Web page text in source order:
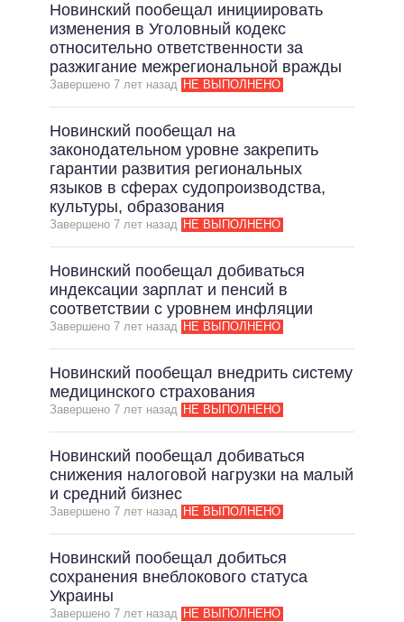
Новинский пообещал инициировать
изменения в Уголовный кодекс
относительно ответственности за
разжигание межрегиональной вражды
Завершено 7 лет назад НЕ ВЫПОЛНЕНО
Новинский пообещал на
законодательном уровне закрепить
гарантии развития региональных
языков в сферах судопроизводства,
культуры, образования
Завершено 7 лет назад НЕ ВЫПОЛНЕНО
Новинский пообещал добиваться
индексации зарплат и пенсий в
соответствии с уровнем инфляции
Завершено 7 лет назад НЕ ВЫПОЛНЕНО
Новинский пообещал внедрить систему
медицинского страхования
Завершено 7 лет назад НЕ ВЫПОЛНЕНО
Новинский пообещал добиваться
снижения налоговой нагрузки на малый
и средний бизнес
Завершено 7 лет назад НЕ ВЫПОЛНЕНО
Новинский пообещал добиться
сохранения внеблокового статуса
Украины
Завершено 7 лет назад НЕ ВЫПОЛНЕНО